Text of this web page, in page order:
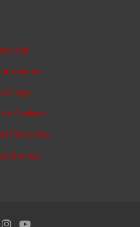
al director
Legal
Cookies
Privacidad
Somos